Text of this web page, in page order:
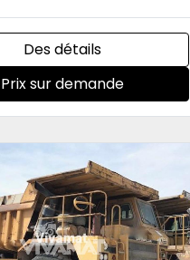
Des détails
Prix sur demande